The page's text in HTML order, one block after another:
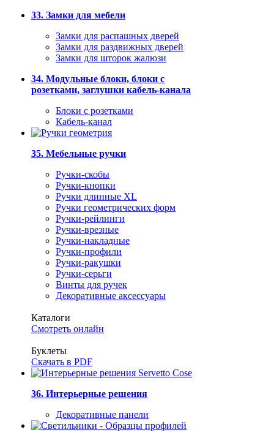
33. Замки для мебели
Замки для распашных дверей
Замки для раздвижных дверей
Замки для шторок жалюзи
34. Модульные блоки, блоки с
розетками, заглушки кабель-канала
Блоки с розетками
Кабель-канал
35. Мебельные ручки
Ручки-скобы
Ручки-кнопки
Ручки длинные XL
Ручки геометрических форм
Ручки-рейлинги
Ручки-врезные
Ручки-накладные
Ручки-профили
Ручки-ракушки
Ручки-серьги
Винты для ручек
Декоративные аксессуары
Каталоги
Смотреть онлайн
Буклеты
Скачать в PDF
36. Интерьерные решения
Декоративные панели